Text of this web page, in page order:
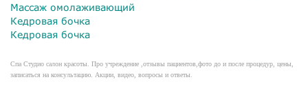
Массаж омолаживающий
Кедровая бочка
Кедровая бочка
Спа Студио салон красоты. Про учреждение ,отзывы пациентов,фото до и после процедур, цены,
записаться на консультацию. Акции, видео, вопросы и ответы.